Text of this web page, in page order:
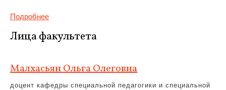
Подробнее
Лица факультета
Малхасьян Ольга Олеговна
доцент кафедры специальной педагогики и специальной